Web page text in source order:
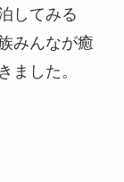
してみる
みんなが癒
ました。